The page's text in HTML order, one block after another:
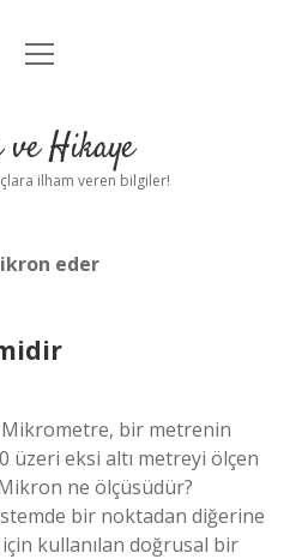
Anasayfa
Uyarı
menüyü
ve Hikaye
ilham veren bilgiler!
eder
bir metrenin
üzeri eksi altı metreyi ölçen
ne ölçüsüdür?
bir noktadan diğerine
kullanılan doğrusal bir